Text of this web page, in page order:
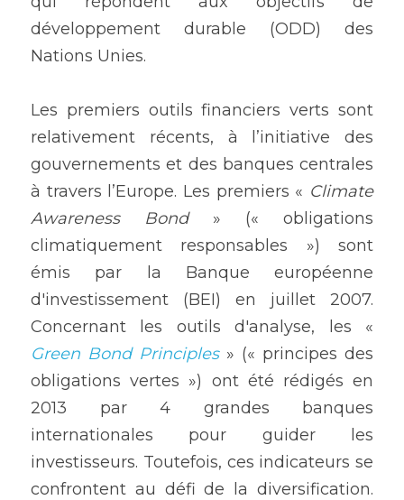
développement durable (ODD) des
Nations Unies.
Les premiers outils financiers verts sont
relativement récents, à l’initiative des
gouvernements et des banques centrales
à travers l’Europe. Les premiers « Climate
Awareness Bond » (« obligations
climatiquement responsables ») sont
émis par la Banque européenne
d'investissement (BEI) en juillet 2007.
Green Bond Principles » (« principes des
obligations vertes ») ont été rédigés en
2013 par 4 grandes banques
internationales pour guider les
investisseurs. Toutefois, ces indicateurs se
confrontent au défi de la diversification.